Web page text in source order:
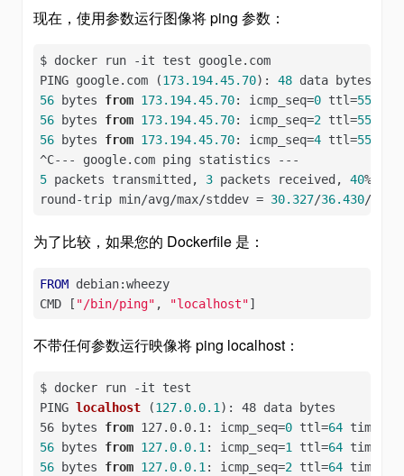
现在，使用参数运行图像将 ping 参数：
$ docker run -it test google.com
PING google.com (173.194.45.70): 48
56 bytes from 173.194.45.70: icmp_seq=0 ttl=55
56 bytes from 173.194.45.70: icmp_seq=2 ttl=55
56 bytes from 173.194.45.70: icmp_seq=4 ttl=55
5 packets transmitted, 3 packets received, 40%
round-trip min/avg/max/stddev = 30.327/36.430/
为了比较，如果您的 Dockerfile 是：
FROM debian:wheezy
CMD [ "/bin/ping" , "localhost"]
不带任何参数运行映像将 ping localhost：
$ docker run -it test
PING localhost (127.0.0.1 ): 48 data bytes
56 bytes from 127.0.0.1: icmp_seq=0 ttl=64 time=
56 bytes from 127.0.0.1 : icmp_seq=1 ttl=64 time=
56 bytes from 127.0.0.1 : icmp_seq=2 ttl=64 time=